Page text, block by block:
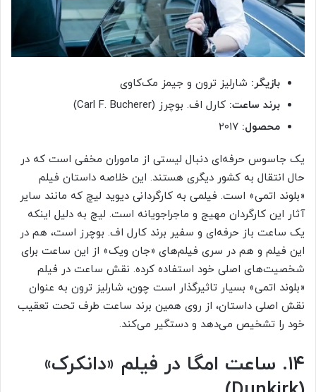
بازیگر: شارلیز ترون و جیمز مک‌کاوی
برند ساعت: کارل اف. بوچرز (Carl F. Bucherer)
محصول:
یک جاسوس حرفه‌ای دنبال لیستی از ماموران مخفی است که در
حال انتقال به کشور دیگری هستند. این خلاصه داستان فیلم
«بلوند اتمی» است. فیلمی به کارگردانی دیوید لیچ که مانند سایر
آثار این کارگردان مهیج و ماجراجویانه است. لیچ به دلیل اینکه
یک ساعت باز حرفه‌ای و سفیر برند کارل اف. بوچرز است، هم در
این فیلم و هم در سری فیلم‌های «جان ویک» از این ساعت برای
شخصیت‌های اصلی خود استفاده کرده. نقش ساعت در فیلم
«بلوند اتمی» بسیار تاثیرگذار است چون، شارلیز ترون به عنوان
نقش اصلی داستان، از روی همین برند ساعت طرف تحت تعقیب
خود را تشخیص می‌دهد و دستگیر می‌کند.
۱۴. ساعت امگا در فیلم «دانکرک»